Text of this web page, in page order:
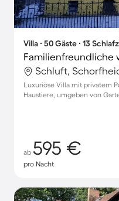
Villa ∙ 50 Gäste ∙ 13
Schluft,
Luxuriöse Villa mit privatem
Haustiere, umgeben von
ab 595 €
pro Nacht